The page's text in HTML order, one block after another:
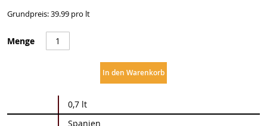
Grundpreis: 39.99 pro lt
Menge
In den Warenkorb
Informationen
0,7 lt
Spanien